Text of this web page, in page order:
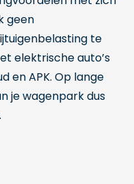
geen
te
elektrische auto’s
en APK. Op lange
je wagenpark dus